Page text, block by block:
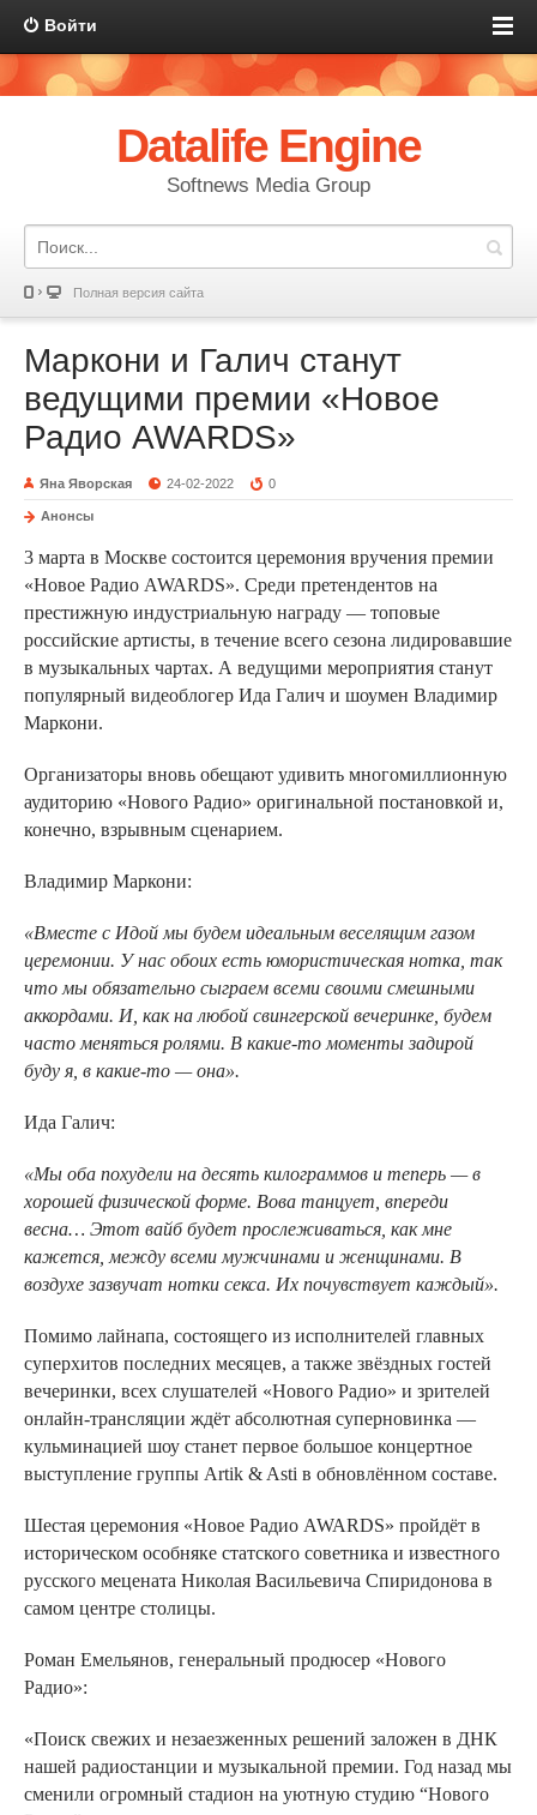
Войти
Datalife Engine
Softnews Media Group
Полная версия сайта
Маркони и Галич станут
ведущими премии «Новое
Радио AWARDS»
Яна Яворская 24-02-2022 0
Анонсы
3 марта в Москве состоится церемония вручения премии
«Новое Радио AWARDS». Среди претендентов на
престижную индустриальную награду — топовые
российские артисты, в течение всего сезона лидировавшие
в музыкальных чартах. А ведущими мероприятия станут
популярный видеоблогер Ида Галич и шоумен Владимир
Маркони.
Организаторы вновь обещают удивить многомиллионную
аудиторию «Нового Радио» оригинальной постановкой и,
конечно, взрывным сценарием.
Владимир Маркони:
«Вместе с Идой мы будем идеальным веселящим газом
церемонии. У нас обоих есть юмористическая нотка, так
что мы обязательно сыграем всеми своими смешными
аккордами. И, как на любой свингерской вечеринке, будем
часто меняться ролями. В какие-то моменты задирой
буду я, в какие-то — она».
Ида Галич:
«Мы оба похудели на десять килограммов и теперь — в
хорошей физической форме. Вова танцует, впереди
весна… Этот вайб будет прослеживаться, как мне
кажется, между всеми мужчинами и женщинами. В
воздухе зазвучат нотки секса. Их почувствует каждый».
Помимо лайнапа, состоящего из исполнителей главных
суперхитов последних месяцев, а также звёздных гостей
вечеринки, всех слушателей «Нового Радио» и зрителей
онлайн-трансляции ждёт абсолютная суперновинка —
кульминацией шоу станет первое большое концертное
выступление группы Artik & Asti в обновлённом составе.
Шестая церемония «Новое Радио AWARDS» пройдёт в
историческом особняке статского советника и известного
русского мецената Николая Васильевича Спиридонова в
самом центре столицы.
Роман Емельянов, генеральный продюсер «Нового
Радио»:
«Поиск свежих и незаезженных решений заложен в ДНК
нашей радиостанции и музыкальной премии. Год назад мы
сменили огромный стадион на уютную студию “Нового